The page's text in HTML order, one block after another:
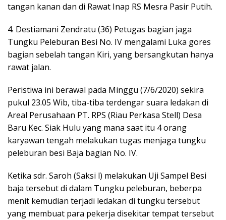
tangan kanan dan di Rawat Inap RS Mesra Pasir Putih.
4. Destiamani Zendratu (36) Petugas bagian jaga
Tungku Peleburan Besi No. IV mengalami Luka gores
bagian sebelah tangan Kiri, yang bersangkutan hanya
rawat jalan.
Peristiwa ini berawal pada Minggu (7/6/2020) sekira
pukul 23.05 Wib, tiba-tiba terdengar suara ledakan di
Areal Perusahaan PT. RPS (Riau Perkasa Stell) Desa
Baru Kec. Siak Hulu yang mana saat itu 4 orang
karyawan tengah melakukan tugas menjaga tungku
peleburan besi Baja bagian No. IV.
Ketika sdr. Saroh (Saksi l) melakukan Uji Sampel Besi
baja tersebut di dalam Tungku peleburan, beberpa
menit kemudian terjadi ledakan di tungku tersebut
yang membuat para pekerja disekitar tempat tersebut